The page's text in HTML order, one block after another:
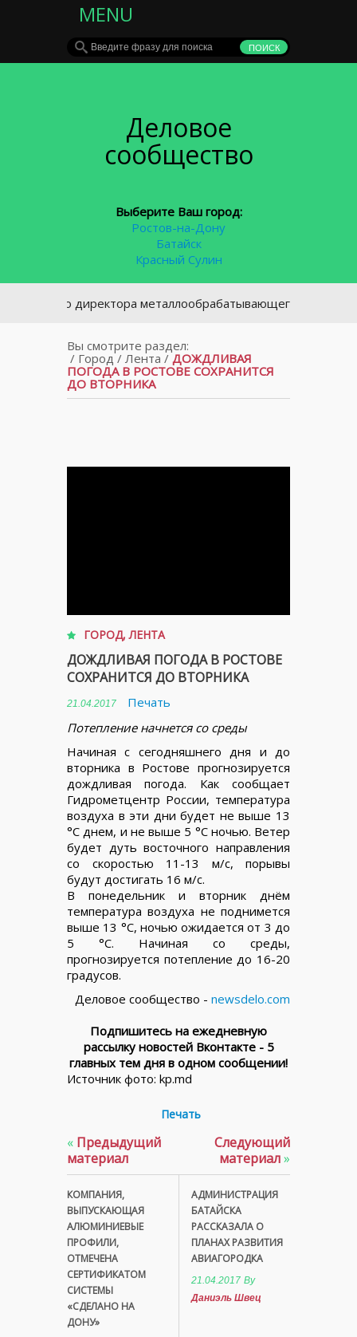
MENU
Деловое
сообщество
Выберите Ваш город:
Ростов-на-Дону
Батайск
Красный Сулин
директора металлообрабатывающего завода в
Вы смотрите раздел:
/ Город/ Лента / ДОЖДЛИВАЯ
ПОГОДА В РОСТОВЕ СОХРАНИТСЯ
ДО ВТОРНИКА
ГОРОД,ЛЕНТА
ДОЖДЛИВАЯ ПОГОДА В РОСТОВЕ
СОХРАНИТСЯ ДО ВТОРНИКА
21.04.2017
Печать
Потепление начнется со среды
Начиная с сегодняшнего дня и до
вторника в Ростове прогнозируется
дождливая погода. Как сообщает
Гидрометцентр России, температура
воздуха в эти дни будет не выше 13
°C днем, и не выше 5 °C ночью. Ветер
будет дуть восточного направления
со скоростью 11-13 м/с, порывы
будут достигать 16 м/с.
В понедельник и вторник днём
температура воздуха не поднимется
выше 13 °C, ночью ожидается от 3 до
5 °C. Начиная со среды,
прогнозируется потепление до 16-20
градусов.
Деловое сообщество - newsdelo.com
Подпишитесь на ежедневную
рассылку новостей Вконтакте - 5
главных тем дня в одном сообщении!
Источник фото: kp.md
Печать
« Предыдущий
материал
КОМПАНИЯ,
ВЫПУСКАЮЩАЯ
АЛЮМИНИЕВЫЕ
ПРОФИЛИ,
ОТМЕЧЕНА
СЕРТИФИКАТОМ
СИСТЕМЫ
«СДЕЛАНО НА
ДОНУ»
Следующий
материал»
АДМИНИСТРАЦИЯ
БАТАЙСКА
РАССКАЗАЛА О
ПЛАНАХ РАЗВИТИЯ
АВИАГОРОДКА
21.04.2017 By
Даниэль Швец